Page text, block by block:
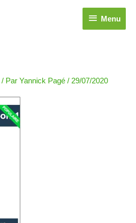
Menu
Menu
/ ParYannick Pagé/29/07/2020